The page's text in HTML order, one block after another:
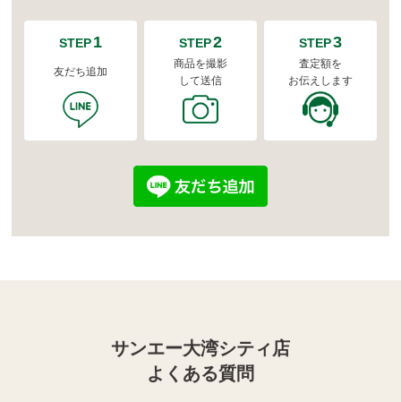
STEP1
友だち追加
STEP2
商品を撮影
して送信
STEP3
査定額を
お伝えします
サンエー大湾シティ店
よくある質問